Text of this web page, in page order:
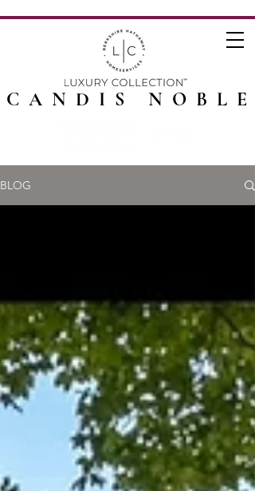
CANDIS NOBLE
BLOG